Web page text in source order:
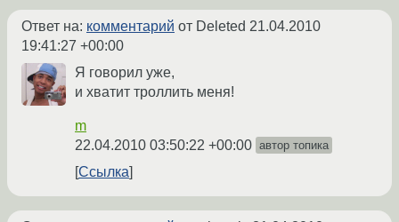
Ответ на: комментарий от Deleted 21.04.2010
19:41:27 +00:00
Я говорил уже,
и хватит троллить меня!
m
22.04.2010 03:50:22 +00:00 автор топика
Ссылка